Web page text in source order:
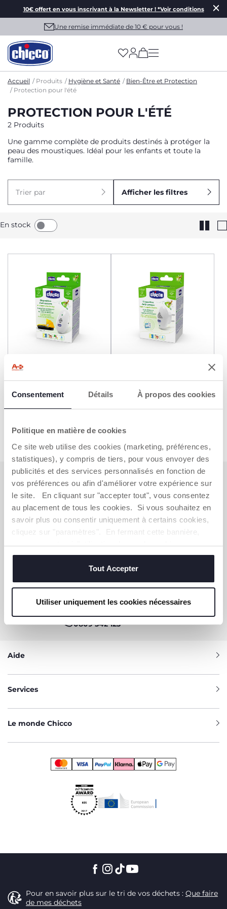
Consentement Détails À propos des cookies
Politique en matière de cookies
Ce site web utilise des cookies (marketing, préférences,
statistiques), y compris de tiers, pour vous envoyer des
publicités et des services personnalisés en fonction de
vos préférences ou afin d'améliorer votre expérience sur
le site. En cliquant sur "accepter tout", vous consentez
au placement de tous les cookies. Si vous souhaitez en
savoir plus ou consentir uniquement à certains cookies,
cliquez sur "paramètres". En fermant cette bannière,
vous consentez à l'utilisation des seuls cookies
techniques, qui sont essentiels au service demandé.
Tout Accepter
Utiliser uniquement les cookies nécessaires
10€ offert en vous inscrivant à la Newsletter ! *Voir conditions
Une remise immédiate de 10 € pour vous !
(has more options
Accueil Produits Hygiène et Santé
Bien-Être et Protection
Protection pour l'été
PROTECTION POUR L'ÉTÉ
2 Produits
Une gamme complète de produits destinés à protéger la
peau des moustiques. Idéal pour les enfants et toute la
famille.
Trier par Afficher les filtres
En stock
Appareil Anti-Moustiques
Portable
12,99 €
Ultrasons
12,99 €
S'ABONNER À LA NEWSLETTER
Immédiatement pour vous un bon de 10 € à
dépenser en ligne.
OBTENIR LA RÉDUCTION
VOUS-AVEZ BESOIN DE NOUS
0809 542 125
Aide
Services
Le monde Chicco
Pour en savoir plus sur le tri de vos déchets : Que faire
de mes déchets